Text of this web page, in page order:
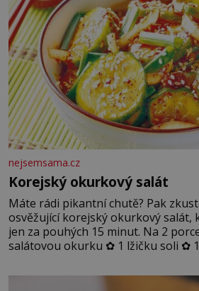
nejsemsama.cz
Korejský okurkový salát
Máte rádi pikantní chutě? Pak
osvěžující korejský okurkový salát,
jen za pouhých 15 minut. Na 2
salátovou okurku ✿ 1 lžičku soli ✿
sezamového oleje ✿ 1 lžičku chilli